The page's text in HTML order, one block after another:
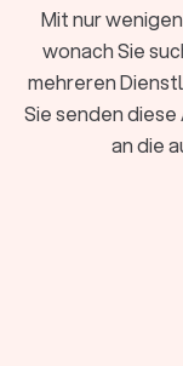
Moderne
klassischen Büro
Dienstleistungen
Belegübermittlung
haben Vorzüge:
Persönlicher
Kurzfristige
Aufbau einer
Mit nur
wonach Sie
mehreren
Sie senden
an die